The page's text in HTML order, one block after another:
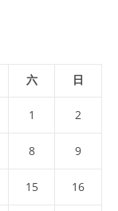
六 日
1 2
8 9
15 16